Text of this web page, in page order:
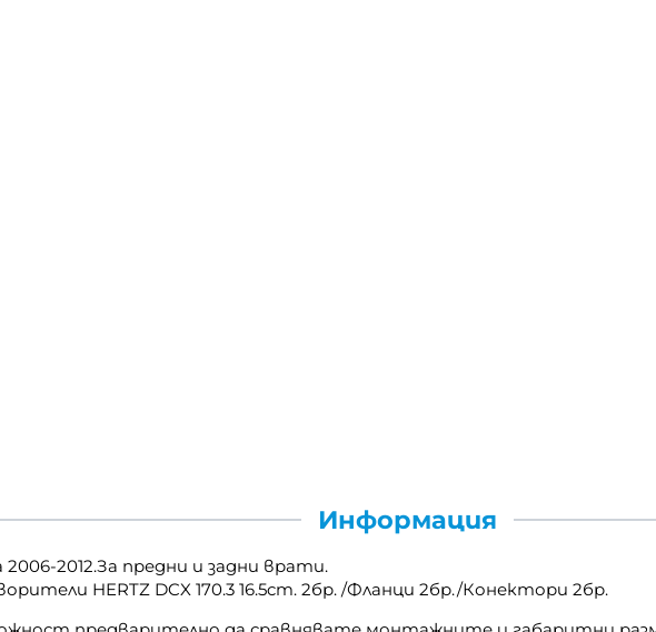
Информация
2012.За предни и задни врати.
HERTZ DCX 170.3 16.5cm. 2бр. /Фланци 2бр./Конектори 2бр.